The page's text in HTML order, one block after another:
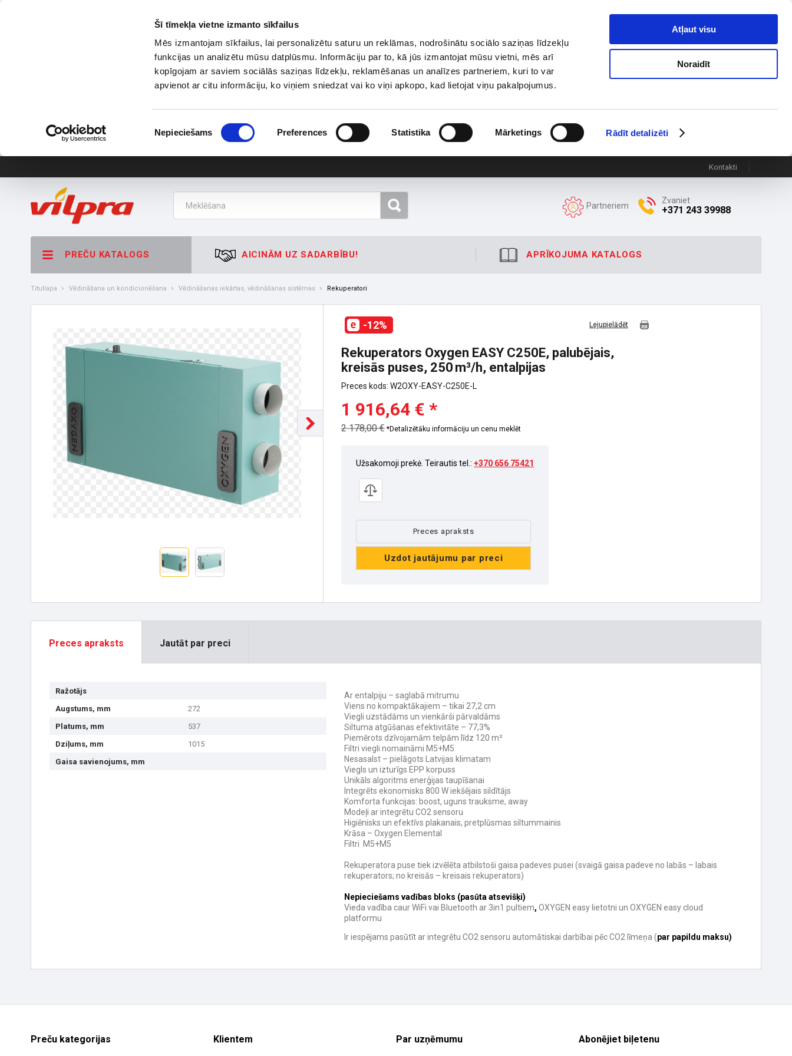
Šī tīmekļa vietne izmanto sīkfailus
Mēs izmantojam sīkfailus, lai personalizētu saturu un reklāmas, nodrošinātu sociālo saziņas līdzekļu
funkcijas un analizētu mūsu datplūsmu. Informāciju par to, kā jūs izmantojat mūsu vietni, mēs arī
kopīgojam ar saviem sociālās saziņas līdzekļu, reklamēšanas un analīzes partneriem, kuri to var
apvienot ar citu informāciju, ko viņiem sniedzat vai ko viņi apkopo, kad lietojat viņu pakalpojumus.
izvēle
Nepieciešams Preferences Statistika Mārketings Rādīt detalizēti
Atļaut visu
Noraidīt
Kontakti
Partneriem
Zvaniet
+371 243 39988
PREČU KATALOGS AICINĀM UZ SADARBĪBU! APRĪKOJUMA KATALOGS
Titullapa Vēdināšana un kondicionēšana Vēdināšanas iekārtas, vēdināšanas sistēmas Rekuperatori
-12% Lejupielādēt
Rekuperators Oxygen EASY C250E, palubējais,
kreisās puses, 250 m³/h, entalpijas
Preces kods: W2OXY-EASY-C250E-L
1 916,64 € *
2 178,00 € *Detalizētāku informāciju un cenu meklēt
Užsakomoji prekė. Teirautis tel.:+370 656 75421
Preces apraksts
Uzdot jautājumu par preci
Preces apraksts
Ražotājs
Augstums, mm
272
Platums, mm
537
Dziļums, mm
1015
Gaisa savienojums, mm
Ar entalpiju – saglabā mitrumu
Viens no kompaktākajiem – tikai 27,2 cm
Viegli uzstādāms un vienkārši pārvaldāms
Siltuma atgūšanas efektivitāte – 77,3%
Piemērots dzīvojamām telpām līdz 120 m²
Filtri viegli nomaināmi M5+M5
Nesasalst – pielāgots Latvijas klimatam
Viegls un izturīgs EPP korpuss
Unikāls algoritms enerģijas taupīšanai
Integrēts ekonomisks 800 W iekšējais sildītājs
Komforta funkcijas: boost, uguns trauksme, away
Modeļi ar integrētu CO2 sensoru
Higiēnisks un efektīvs plakanais, pretplūsmas siltummainis
Krāsa – Oxygen Elemental
Filtri M5+M5
Rekuperatora puse tiek izvēlēta atbilstoši gaisa padeves pusei (svaigā gaisa padeve no labās – labais
rekuperators; no kreisās – kreisais rekuperators)
Nepieciešams vadības bloks (pasūta atsevišķi)
Vieda vadība caur WiFi vai Bluetooth ar 3in1 pultiem, OXYGEN easy lietotni un OXYGEN easy cloud
platformu
Ir iespējams pasūtīt ar integrētu CO2 sensoru automātiskai darbībai pēc CO2 līmeņa (par papildu maksu)
Jautāt par preci
Preču kategorijas Klientem Par uzņēmumu Abonējiet biļetenu